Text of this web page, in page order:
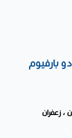
بارفيوم
، زعفران